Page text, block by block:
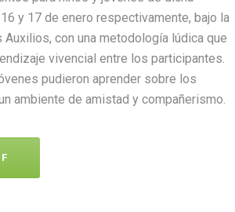
y 17 de enero respectivamente, bajo la
con una metodología lúdica que
vivencial entre los participantes.
pudieron aprender sobre los
ambiente de amistad y compañerismo.